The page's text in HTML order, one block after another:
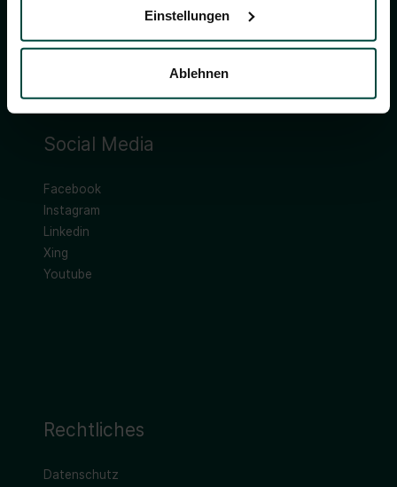
Einstellungen
Ablehnen
Social Media
Facebook
Instagram
Linkedin
Xing
Youtube
Rechtliches
Datenschutz